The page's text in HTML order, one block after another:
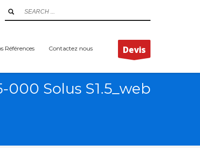
Références Contactez nous Devis
000 Solus S1.5_web